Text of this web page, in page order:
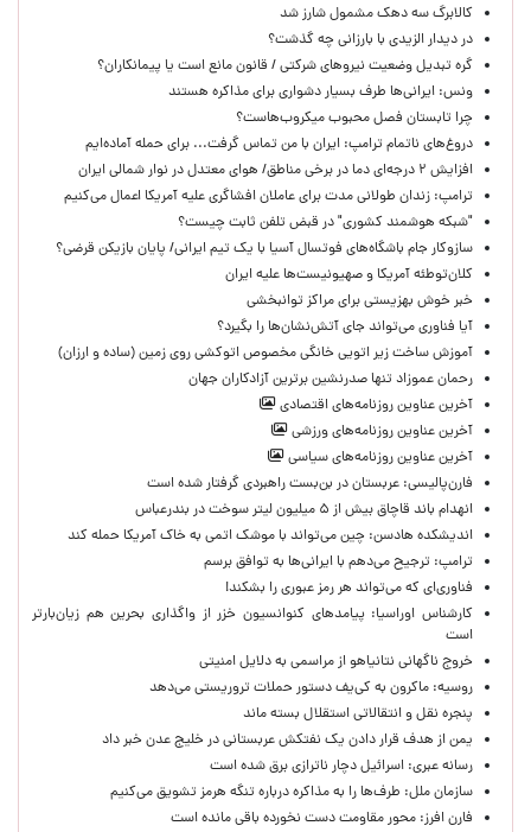
کالابرگ سه دهک مشمول شارز شد
در دیدار الزیدی با بارزانی چه گذشت؟
گره تبدیل وضعیت نیروهای شرکتی / قانون مانع است یا پیمانکاران؟
ونس: ایرانی‌ها طرف بسیار دشواری برای مذاکره هستند
چرا تابستان فصل محبوب میکروب‌هاست؟
دروغ‌های ناتمام ترامپ: ایران با من تماس گرفت... برای حمله آماده‌ایم
افزایش ۲ درجه‌ای دما در برخی مناطق/ هوای معتدل در نوار شمالی ایران
ترامپ: زندان طولانی مدت برای عاملان افشاگری‌ علیه آمریکا اعمال می‌کنیم
"شبکه هوشمند کشوری" در قبض تلفن ثابت چیست؟
سازوکار جام باشگاه‌های فوتسال آسیا با یک تیم ایرانی/ پایان بازیکن قرضی؟
کلان‌توطئه آمریکا و صهیونیست‌ها علیه ایران
خبر خوش بهزیستی برای مراکز توانبخشی
آیا فناوری می‌تواند جای آتش‌نشان‌ها را بگیرد؟
آموزش ساخت زیر اتویی خانگی مخصوص اتوکشی روی زمین (ساده و ارزان)
رحمان عموزاد تنها صدرنشین برترین آزادکاران جهان
آخرین عناوین روزنامه‌های اقتصادی
آخرین عناوین روزنامه‌های ورزشی
آخرین عناوین روزنامه‌های سیاسی
فارن‌پالیسی: عربستان در بن‌بست راهبردی گرفتار شده است
انهدام باند قاچاق بیش از ۵ میلیون لیتر سوخت در بندرعباس
اندیشکده هادسن: چین می‌تواند با موشک اتمی به خاک آمریکا حمله کند
ترامپ: ترجیح می‌دهم با ایرانی‌‌ها به توافق برسم
فناوری‌ای که می‌تواند هر رمز عبوری را بشکند!
کارشناس اوراسیا: پیامدهای کنوانسیون خزر از واگذاری بحرین هم زیان‌بارتر
است
خروج ناگهانی نتانیاهو از مراسمی به دلایل امنیتی
روسیه: ماکرون به کی‌یف دستور حملات تروریستی می‌دهد
پنجره‌ نقل و انتقالاتی استقلال بسته ماند
یمن از هدف قرار دادن یک نفتکش عربستانی در خلیج عدن خبر داد
رسانه عبری: اسرائیل دچار ناترازی برق شده است
سازمان ملل: طرف‌ها را به مذاکره درباره تنگه هرمز تشویق می‌کنیم
فارن افرز: محور مقاومت دست نخورده باقی مانده است